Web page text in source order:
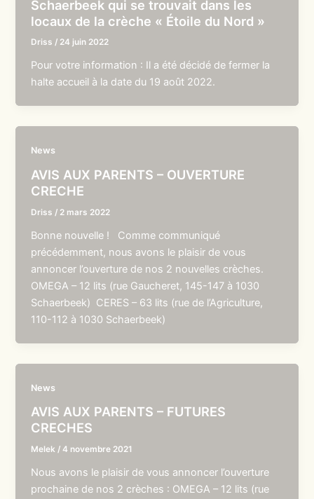
Schaerbeek qui se trouvait dans les
locaux de la crèche « Étoile du Nord »
Driss / 24 juin 2022
Pour votre information : Il a été décidé de fermer la
halte accueil à la date du 19 août 2022.
News
AVIS AUX PARENTS – OUVERTURE
CRECHE
Driss / 2 mars 2022
Bonne nouvelle ! Comme communiqué
précédemment, nous avons le plaisir de vous
annoncer l’ouverture de nos 2 nouvelles crèches.
OMEGA – 12 lits (rue Gaucheret, 145-147 à 1030
Schaerbeek) CERES – 63 lits (rue de l’Agriculture,
110-112 à 1030 Schaerbeek)
News
AVIS AUX PARENTS – FUTURES
CRECHES
Melek /4 novembre 2021
Nous avons le plaisir de vous annoncer l’ouverture
prochaine de nos 2 crèches : OMEGA – 12 lits (rue